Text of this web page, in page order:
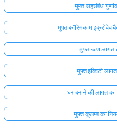
मुफ्त सहसंबंध
मुफ्त कॉस्मिक
मुफ्त ऋण
मुफ्त इक्विटी
घर बनाने की लागत
मुफ्त कूलम्ब का